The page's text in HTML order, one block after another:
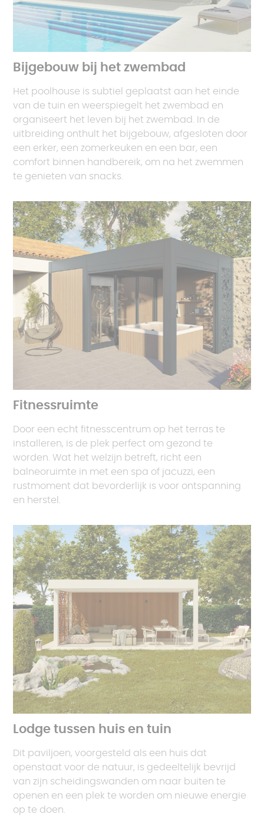
Bijgebouw bij het zwembad
Het poolhouse is subtiel geplaatst aan het einde
van de tuin en weerspiegelt het zwembad en
organiseert het leven bij het zwembad. In de
uitbreiding onthult het bijgebouw, afgesloten door
een erker, een zomerkeuken en een bar, een
comfort binnen handbereik, om na het zwemmen
te genieten van snacks.
Fitnessruimte
Door een echt fitnesscentrum op het terras te
installeren, is de plek perfect om gezond te
worden. Wat het welzijn betreft, richt een
balneoruimte in met een spa of jacuzzi, een
rustmoment dat bevorderlijk is voor ontspanning
en herstel.
Lodge tussen huis en tuin
Dit paviljoen, voorgesteld als een huis dat
openstaat voor de natuur, is gedeeltelijk bevrijd
van zijn scheidingswanden om naar buiten te
openen en een plek te worden om nieuwe energie
op te doen.